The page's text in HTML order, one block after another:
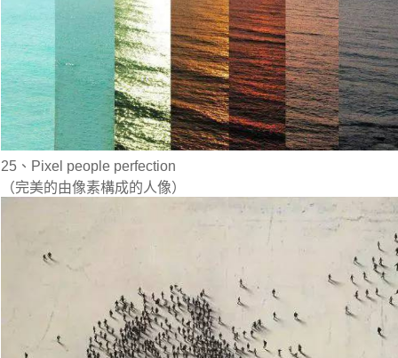
25、Pixel people perfection
（完美的由像素構成的人像）